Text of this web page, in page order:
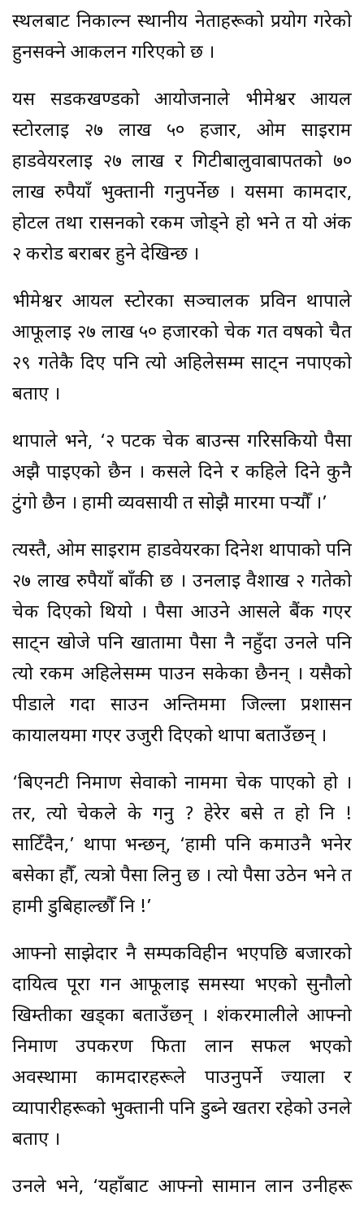
स्थलबाट निकाल्न स्थानीय नेताहरूको प्रयोग गरेको
हुनसक्ने आकलन गरिएको छ ।
यस सडकखण्डको आयोजनाले भीमेश्वर आयल
स्टोरलाई २७ लाख ५० हजार, ओम साईराम
हार्डवेयरलाई २७ लाख र गिटीबालुवाबापतको ७०
लाख रुपैयाँ भुक्तानी गर्नुपर्नेछ । यसमा कामदार,
होटल तथा रासनको रकम जोड्ने हो भने त यो अंक
२ करोड बराबर हुने देखिन्छ ।
भीमेश्वर आयल स्टोरका सञ्चालक प्रविन थापाले
आफूलाई २७ लाख ५० हजारको चेक गत वर्षको चैत
२९ गतेकै दिए पनि त्यो अहिलेसम्म साट्न नपाएको
बताए ।
थापाले भने, ‘२ पटक चेक बाउन्स गरिसकियो पैसा
अझै पाइएको छैन । कसले दिने र कहिले दिने कुनै
टुंगो छैन । हामी व्यवसायी त सोझै मारमा पर्‍यौँ ।’
त्यस्तै, ओम साईराम हार्डवेयरका दिनेश थापाको पनि
२७ लाख रुपैयाँ बाँकी छ । उनलाई वैशाख २ गतेको
चेक दिएको थियो । पैसा आउने आसले बैंक गएर
साट्न खोजे पनि खातामा पैसा नै नहुँदा उनले पनि
त्यो रकम अहिलेसम्म पाउन सकेका छैनन् । यसैको
पीडाले गर्दा साउन अन्तिममा जिल्ला प्रशासन
कार्यालयमा गएर उजुरी दिएको थापा बताउँछन् ।
‘बिएनटी निर्माण सेवाको नाममा चेक पाएको हो ।
तर, त्यो चेकले के गर्नु ? हेरेर बसे त हो नि !
साटिँदैन,’ थापा भन्छन्, ‘हामी पनि कमाउनै भनेर
बसेका हौँ, त्यत्रो पैसा लिनु छ । त्यो पैसा उठेन भने त
हामी डुबिहाल्छौँ नि !’
आफ्नो साझेदार नै सम्पर्कविहीन भएपछि बजारको
दायित्व पूरा गर्न आफूलाई समस्या भएको सुनौलो
खिम्तीका खड्का बताउँछन् । शंकरमालीले आफ्नो
निर्माण उपकरण फिर्ता लान सफल भएको
अवस्थामा कामदारहरूले पाउनुपर्ने ज्याला र
व्यापारीहरूको भुक्तानी पनि डुब्ने खतरा रहेको उनले
बताए ।
उनले भने, ‘यहाँबाट आफ्नो सामान लान उनीहरू